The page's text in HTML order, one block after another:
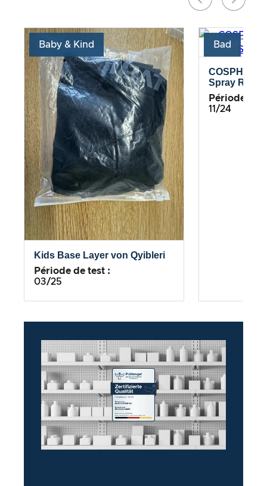
Baby & Kind
Kids Base Layer von Qyibleri
Période de test :
03/25
Bad
COSPHERA
Spray
Période de
11/24